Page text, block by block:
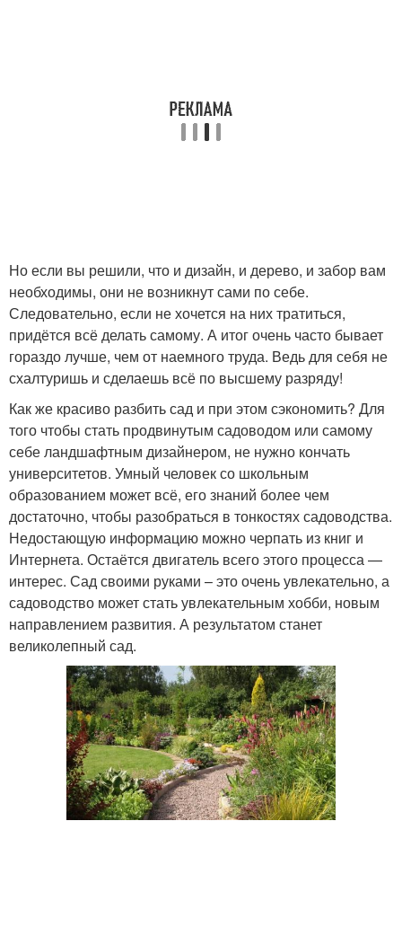
Но если вы решили, что и дизайн, и дерево, и забор вам
необходимы, они не возникнут сами по себе.
Следовательно, если не хочется на них тратиться,
придётся всё делать самому. А итог очень часто бывает
гораздо лучше, чем от наемного труда. Ведь для себя не
схалтуришь и сделаешь всё по высшему разряду!
Как же красиво разбить сад и при этом сэкономить? Для
того чтобы стать продвинутым садоводом или самому
себе ландшафтным дизайнером, не нужно кончать
университетов. Умный человек со школьным
образованием может всё, его знаний более чем
достаточно, чтобы разобраться в тонкостях садоводства.
Недостающую информацию можно черпать из книг и
Интернета. Остаётся двигатель всего этого процесса —
интерес. Сад своими руками – это очень увлекательно, а
садоводство может стать увлекательным хобби, новым
направлением развития. А результатом станет
великолепный сад.